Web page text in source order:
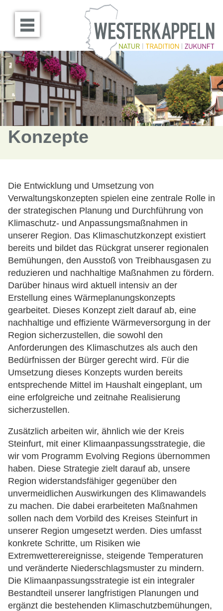
Menü öffnen
Konzepte
Die Entwicklung und Umsetzung von
Verwaltungskonzepten spielen eine zentrale Rolle in
der strategischen Planung und Durchführung von
Klimaschutz- und Anpassungsmaßnahmen in
unserer Region. Das Klimaschutzkonzept existiert
bereits und bildet das Rückgrat unserer regionalen
Bemühungen, den Ausstoß von Treibhausgasen zu
reduzieren und nachhaltige Maßnahmen zu fördern.
Darüber hinaus wird aktuell intensiv an der
Erstellung eines Wärmeplanungskonzepts
gearbeitet. Dieses Konzept zielt darauf ab, eine
nachhaltige und effiziente Wärmeversorgung in der
Region sicherzustellen, die sowohl den
Anforderungen des Klimaschutzes als auch den
Bedürfnissen der Bürger gerecht wird. Für die
Umsetzung dieses Konzepts wurden bereits
entsprechende Mittel im Haushalt eingeplant, um
eine erfolgreiche und zeitnahe Realisierung
sicherzustellen.
Zusätzlich arbeiten wir, ähnlich wie der Kreis
Steinfurt, mit einer Klimaanpassungsstrategie, die
wir vom Programm Evolving Regions übernommen
haben. Diese Strategie zielt darauf ab, unsere
Region widerstandsfähiger gegenüber den
unvermeidlichen Auswirkungen des Klimawandels
zu machen. Die dabei erarbeiteten Maßnahmen
sollen nach dem Vorbild des Kreises Steinfurt in
unserer Region umgesetzt werden. Dies umfasst
konkrete Schritte, um Risiken wie
Extremwetterereignisse, steigende Temperaturen
und veränderte Niederschlagsmuster zu mindern.
Die Klimaanpassungsstrategie ist ein integraler
Bestandteil unserer langfristigen Planungen und
ergänzt die bestehenden Klimaschutzbemühungen,